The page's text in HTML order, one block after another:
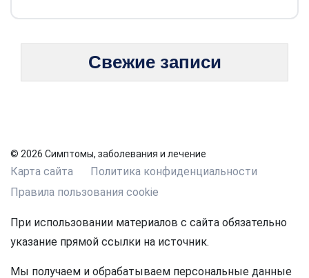
Свежие записи
© 2026 Симптомы, заболевания и лечение
Карта сайта
Политика конфиденциальности
Правила пользования cookie
При использовании материалов с сайта обязательно
указание прямой ссылки на источник.
Мы получаем и обрабатываем персональные данные